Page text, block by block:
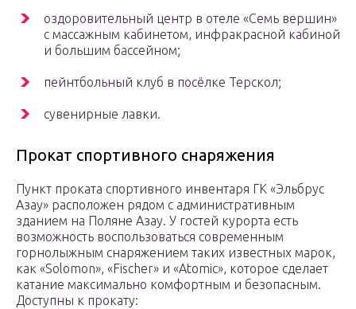
оздоровительный центр в отеле «Семь вершин»
с массажным кабинетом, инфракрасной кабиной
и большим бассейном;
пейнтбольный клуб в посёлке Терскол;
сувенирные лавки.
Прокат спортивного снаряжения
Пункт проката спортивного инвентаря ГК «Эльбрус
Азау» расположен рядом с административным
зданием на Поляне Азау. У гостей курорта есть
возможность воспользоваться современным
горнолыжным снаряжением таких известных марок,
как «Solomon», «Fischer» и «Atomic», которое сделает
катание максимально комфортным и безопасным.
Доступны к прокату: